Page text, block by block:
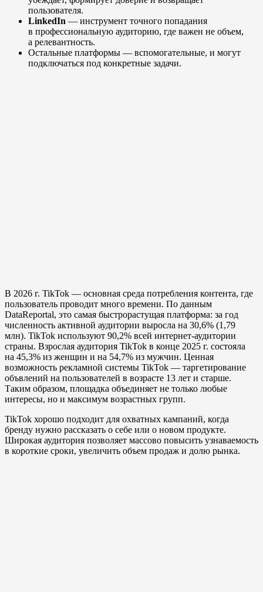
пользователя.
LinkedIn — инструмент точного попадания
в профессиональную аудиторию, где важен не объем,
а релевантность.
Остальные платформы — вспомогательные, и могут
подключаться под конкретные задачи.
В 2026 г. TikTok — основная среда потребления контента, где
пользователь проводит много времени. По данным
DataReportal, это самая быстрорастущая платформа: за год
численность активной аудитории выросла на 30,6% (1,79
млн). TikTok используют 90,2% всей интернет-аудитории
страны. Взрослая аудитория TikTok в конце 2025 г. состояла
на 45,3% из женщин и на 54,7% из мужчин. Ценная
возможность рекламной системы TikTok — таргетирование
объвлений на пользователей в возрасте 13 лет и старше.
Таким образом, площадка объединяет не только любые
интересы, но и максимум возрастных групп.
TikTok хорошо подходит для охватных кампаний, когда
бренду нужно рассказать о себе или о новом продукте.
Широкая аудитория позволяет массово повысить узнаваемость
в короткие сроки, увеличить объем продаж и долю рынка.